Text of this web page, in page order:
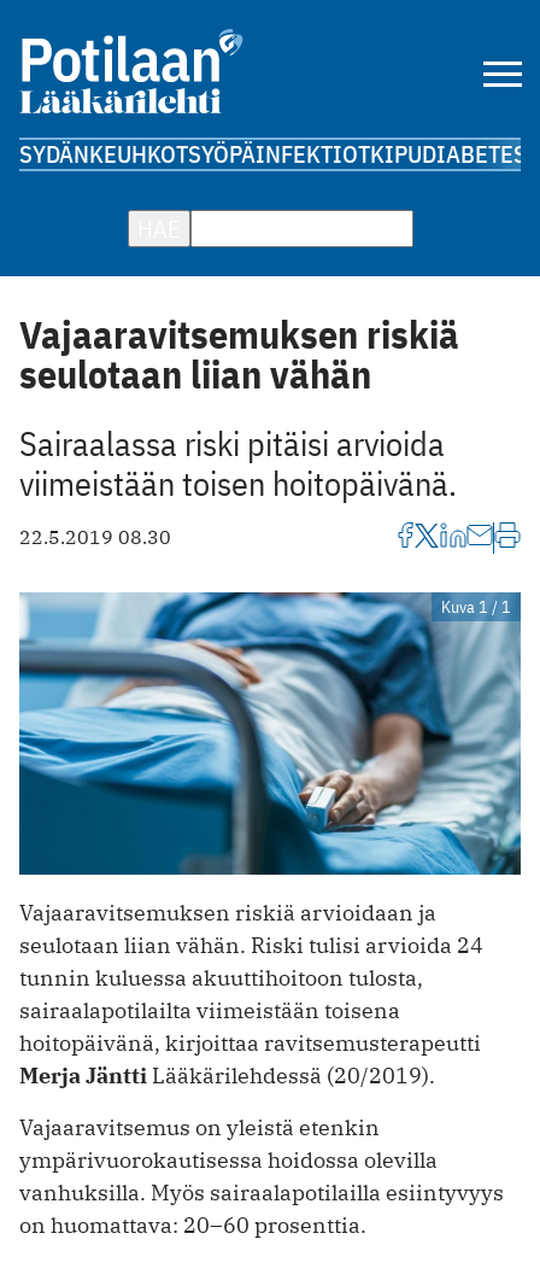
SYDÄNKEUHKOTSYÖPÄINFEKTIOTKIPUDIABETES
Vajaaravitsemuksen riskiä
seulotaan liian vähän
Sairaalassa riski pitäisi arvioida
viimeistään toisen hoitopäivänä.
22.5.2019 08.30
Kuva 1 / 1
Vajaaravitsemuksen riskiä arvioidaan ja
seulotaan liian vähän. Riski tulisi arvioida 24
tunnin kuluessa akuuttihoitoon tulosta,
sairaalapotilailta viimeistään toisena
hoitopäivänä, kirjoittaa ravitsemusterapeutti
Merja Jäntti Lääkärilehdessä (20/2019).
Vajaaravitsemus on yleistä etenkin
ympärivuorokautisessa hoidossa olevilla
vanhuksilla. Myös sairaalapotilailla esiintyvyys
on huomattava: 20–60 prosenttia.